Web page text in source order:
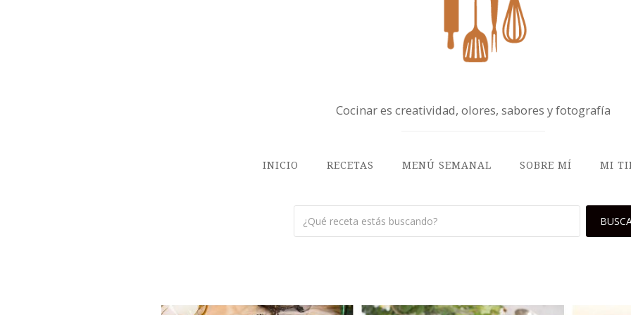
Cocinar es creatividad, olores, sabores y fotografía
INICIO RECETAS MENÚ SEMANAL SOBRE MÍ MI